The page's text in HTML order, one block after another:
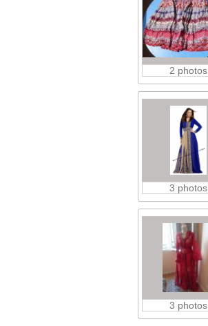
2 photos
3 photos
3 photos